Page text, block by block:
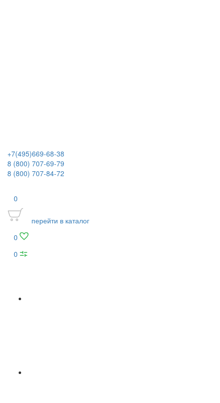
+7(495)669-68-38
8 (800) 707-69-79
8 (800) 707-84-72
0
перейти в каталог
0
0